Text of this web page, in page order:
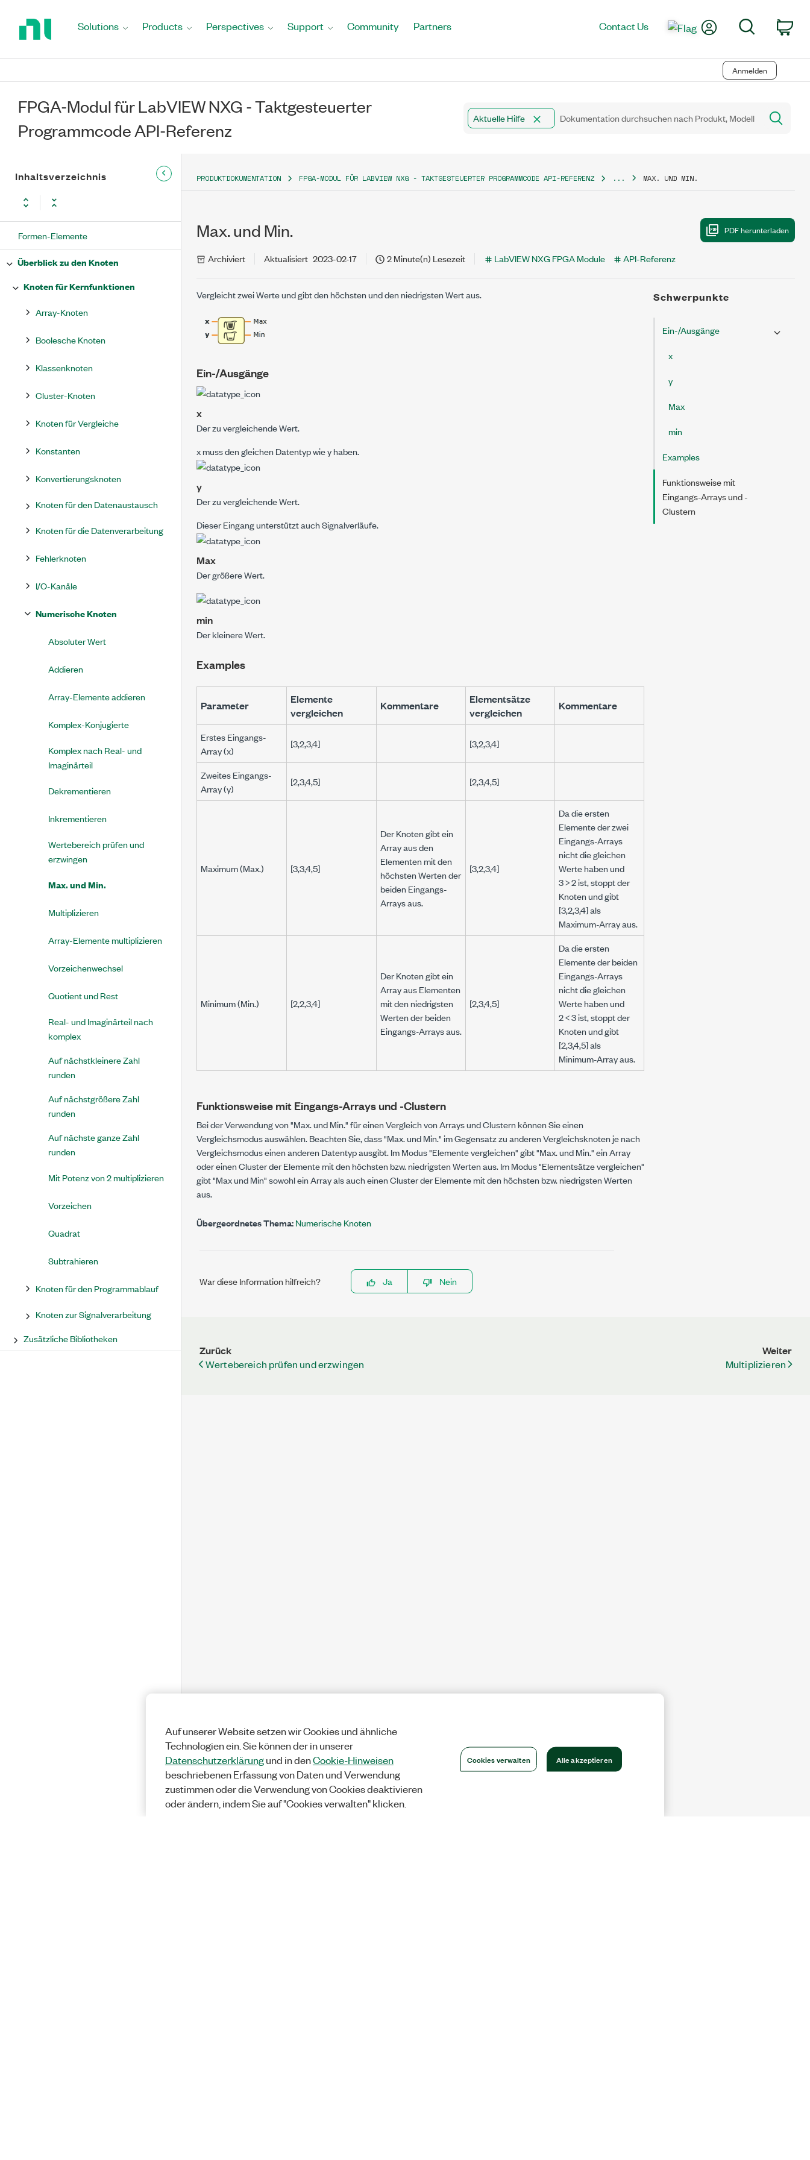
Solutions Products Perspectives Support Community Partners Contact Us My AccountSearch
Anmelden
FPGA-Modul für LabVIEW NXG - Taktgesteuerter
Programmcode API-Referenz
Aktuelle Hilfe
Inhaltsverzeichnis
Formen-Elemente
Überblick zu den Knoten
Knoten für Kernfunktionen
Array-Knoten
Boolesche Knoten
Klassenknoten
Cluster-Knoten
Knoten für Vergleiche
Konstanten
Konvertierungsknoten
Knoten für den Datenaustausch
Knoten für die Datenverarbeitung
Fehlerknoten
I/O-Kanäle
Numerische Knoten
Absoluter Wert
Addieren
Array-Elemente addieren
Komplex-Konjugierte
Komplex nach Real- und
Imaginärteil
Dekrementieren
Inkrementieren
Wertebereich prüfen und
erzwingen
Max. und Min.
Multiplizieren
Array-Elemente multiplizieren
Vorzeichenwechsel
Quotient und Rest
Real- und Imaginärteil nach
komplex
Auf nächstkleinere Zahl
runden
Auf nächstgrößere Zahl
runden
Auf nächste ganze Zahl
runden
Mit Potenz von 2 multiplizieren
Vorzeichen
Quadrat
Subtrahieren
Knoten für den Programmablauf
Knoten zur Signalverarbeitung
Zusätzliche Bibliotheken
PRODUKTDOKUMENTATION FPGA-MODUL FÜR LABVIEW NXG - TAKTGESTEUERTER PROGRAMMCODE API-REFERENZ ... MAX. UND MIN.
Max. und Min.
Archiviert Aktualisiert 2023-02-17 2 Minute(n) Lesezeit LabVIEW NXG FPGA Module API-Referenz
Vergleicht zwei Werte und gibt den höchsten und den niedrigsten Wert aus.
Ein-/Ausgänge
x
Der zu vergleichende Wert.
xmuss den gleichen Datentyp wieyhaben.
y
Der zu vergleichende Wert.
Dieser Eingang unterstützt auch Signalverläufe.
Max
Der größere Wert.
min
Der kleinere Wert.
Examples
Parameter
Elemente
vergleichen
Kommentare
Elementsätze
vergleichen
Kommentare
Erstes Eingangs-
Array (x)
[3,2,3,4] [3,2,3,4]
Zweites Eingangs-
Array (y)
[2,3,4,5] [2,3,4,5]
Maximum (Max.) [3,3,4,5]
Der Knoten gibt ein
Array aus den
Elementen mit den
höchsten Werten der
beiden Eingangs-
Arrays aus.
[3,2,3,4]
Da die ersten
Elemente der zwei
Eingangs-Arrays
nicht die gleichen
Werte haben und
3 > 2 ist, stoppt der
Knoten und gibt
[3,2,3,4] als
Maximum-Array aus.
Minimum(Min.) [2,2,3,4]
Der Knoten gibt ein
Array aus Elementen
mit den niedrigsten
Werten der beiden
Eingangs-Arrays aus.
[2,3,4,5]
Da die ersten
Elemente der beiden
Eingangs-Arrays
nicht die gleichen
Werte haben und
2 < 3 ist, stoppt der
Knoten und gibt
[2,3,4,5] als
Minimum-Array aus.
Funktionsweise mit Eingangs-Arrays und -Clustern
Bei der Verwendung von"Max. und Min."für einen Vergleich von Arrays und Clustern können Sie einen
Vergleichsmodus auswählen. Beachten Sie, dass"Max. und Min."im Gegensatz zu anderen Vergleichsknoten je nach
Vergleichsmodus einen anderen Datentyp ausgibt. Im Modus "Elemente vergleichen" gibt"Max. und Min."ein Array
oder einen Cluster der Elemente mit den höchsten bzw. niedrigsten Werten aus. Im Modus "Elementsätze vergleichen"
gibt"Max und Min"sowohl ein Array als auch einen Cluster der Elemente mit den höchsten bzw. niedrigsten Werten
aus.
Übergeordnetes Thema:Numerische Knoten
Schwerpunkte
Ein-/Ausgänge
x
y
Max
min
Examples
Funktionsweise mit
Eingangs-Arrays und -
Clustern
War diese Information hilfreich? Ja Nein
Zurück
Wertebereich prüfen und erzwingen
Weiter
Multiplizieren
Auf unserer Website setzen wir Cookies und ähnliche
Technologien ein. Sie können der in unserer
Datenschutzerklärungund in denCookie-Hinweisen
beschriebenen Erfassung von Daten und Verwendung
zustimmen oder die Verwendung von Cookies deaktivieren
oder ändern, indem Sie auf "Cookies verwalten" klicken.
Cookies verwalten Alle akzeptieren